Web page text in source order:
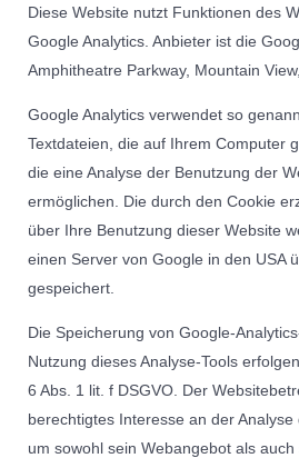
Diese Website nutzt Funktionen des
Google Analytics. Anbieter ist die
Amphitheatre Parkway, Mountain
Google Analytics verwendet so
Textdateien, die auf Ihrem Computer
die eine Analyse der Benutzung der
ermöglichen. Die durch den Cookie
über Ihre Benutzung dieser Website
einen Server von Google in den USA
gespeichert.
Die Speicherung von Google-
Nutzung dieses Analyse-Tools
6 Abs. 1 lit. f DSGVO. Der
berechtigtes Interesse an der Analyse
um sowohl sein Webangebot als